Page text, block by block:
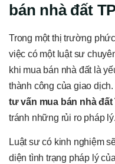
bán nhà đất
Trong một thị trường
việc có một luật sư
khi mua bán nhà đất là
thành công của giao
tư vấn mua bán nhà đất
tránh những rủi ro pháp lý.
Luật sư có kinh nghiệm
diện tình trạng pháp lý